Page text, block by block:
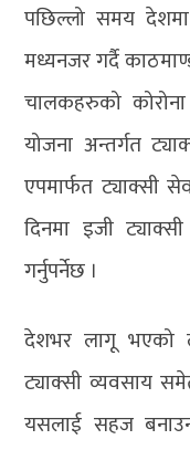
पछिल्लो समय
मध्यनजर गर्दै
चालकहरुको
योजना अन्तर्गत
एपमार्फत ट्याक्सी
दिनमा इजी
गर्नुपर्नेछ ।
देशभर लागू भएको
ट्याक्सी व्यवसाय
यसलाई सहज